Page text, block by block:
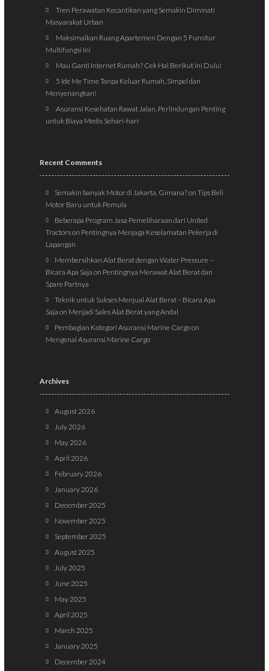
Tren Perawatan Kecantikan yang Semakin Diminati
Masyarakat Urban
Maksimalkan Ruang Apartemen Dengan 5 Furnitur
Multifungsi Ini
Mau Ganti Internet Rumah? Cek Hal Berikut ini Dulu!
5 Ide Me Time Tanpa Keluar Rumah, Simpel dan
Menyenangkan!
Asuransi Kesehatan Rawat Jalan, Perlindungan Penting
untuk Biaya Medis Sehari-hari
Recent Comments
Semakin banyak Motor di Jakarta, Gimana?onTips Beli
Motor Baru untuk Pemula
Beberapa Program Jasa Pemeliharaan dari United
Tractorson Pentingnya Menjaga Keselamatan Pekerja di
Lapangan
Membersihkan Alat Berat dengan Water Pressure –
Bicara Apa Saja on Pentingnya Merawat Alat Berat dan
Spare Partnya
Teknik untuk Sukses Menjual Alat Berat – Bicara Apa
Saja on Menjadi Sales Alat Berat yang Andal
Pembagian Kategori Asuransi Marine Cargoon
Mengenal Asuransi Marine Cargo
Archives
August 2026
July 2026
May 2026
April 2026
February 2026
January 2026
December 2025
November 2025
September 2025
August 2025
July 2025
June 2025
May 2025
April 2025
March 2025
January 2025
December 2024